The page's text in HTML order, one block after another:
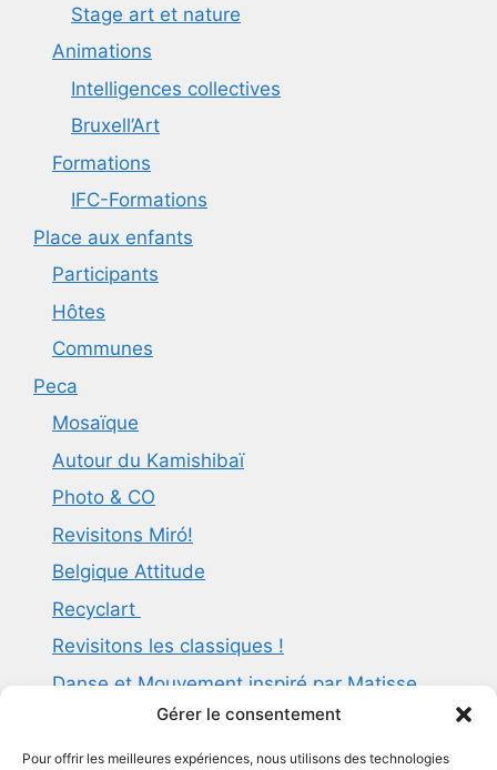
Gérer le consentement
Pour offrir les meilleures expériences, nous utilisons des technologies
Stage art et nature
Animations
Intelligences collectives
Bruxell’Art
Formations
IFC-Formations
Place aux enfants
Participants
Hôtes
Communes
Peca
Mosaïque
Autour du Kamishibaï
Photo & CO
Revisitons Miró!
Belgique Attitude
Recyclart
Revisitons les classiques !
Danse et Mouvement inspiré par Matisse
Guidé par la vague d’Hokusaï
Modeler les formes et sculpter les volumes